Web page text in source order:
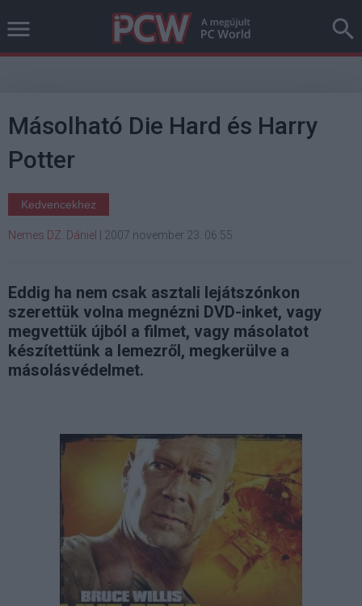
Másolható Die Hard és Harry
Potter
Kedvencekhez
Nemes DZ. Dániel 2007 november 23. 06:55
Eddig ha nem csak asztali lejátszónkon
szerettük volna megnézni DVD-inket, vagy
megvettük újból a filmet, vagy másolatot
készítettünk a lemezről, megkerülve a
másolásvédelmet.